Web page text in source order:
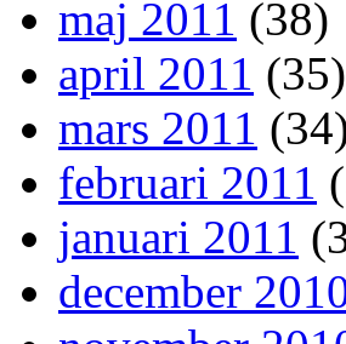
maj 2011 (38)
april 2011 (35)
mars 2011
februari 2011
januari 2011
december